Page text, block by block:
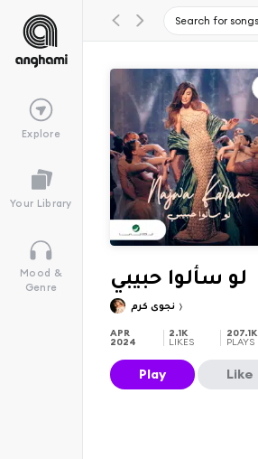
Explore
Your Library
Mood &
Genre
لو سألوا حبيبي
APR
2024
2.1K
LIKES
207.1K
PLAYS
Play Like